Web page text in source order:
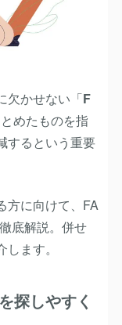
欠かせない「F
めたものを指
するという重要
方に向けて、FA
底解説。併せ
ます。
探しやすく